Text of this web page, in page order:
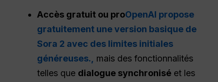
Accès gratuit ou proOpenAI propose
gratuitement une version basique de
Sora 2 avec des limites initiales
généreuses.,
mais des fonctionnalités
telles que dialogue synchronisé et les